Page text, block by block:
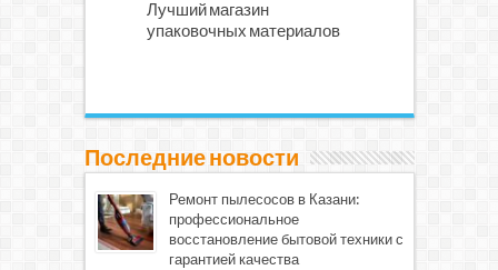
Лучший магазин
упаковочных материалов
Последние новости
Ремонт пылесосов в Казани:
профессиональное
восстановление бытовой техники с
гарантией качества